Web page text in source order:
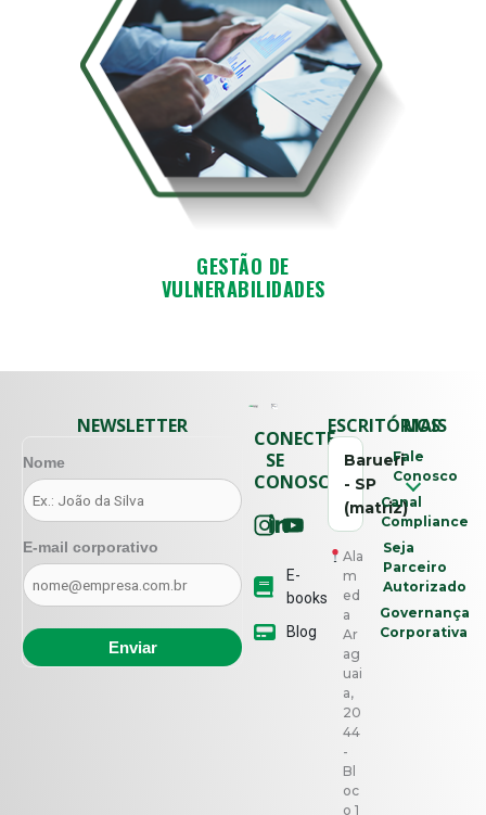
GESTÃO DE
VULNERABILIDADES
CONECTE-
SE
CONOSCO
E-
books
Blog
ESCRITÓRIOS
Barueri
- SP
(matriz)
Ala
m
ed
a
Ar
ag
uai
a,
20
44
-
Bl
oc
o 1
MAIS
Fale
Conosco
Canal
Compliance
Seja
Parceiro
Autorizado
Governança
Corporativa
NEWSLETTER
Nome
E-mail corporativo